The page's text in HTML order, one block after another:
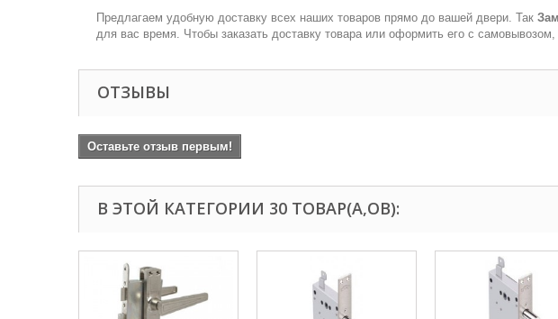
Предлагаем удобную доставку всех наших товаров прямо до вашей двери. Так
для вас время. Чтобы заказать доставку товара или оформить его с
ОТЗЫВЫ
Оставьте отзыв первым!
В ЭТОЙ КАТЕГОРИИ 30 ТОВАР(А,ОВ):